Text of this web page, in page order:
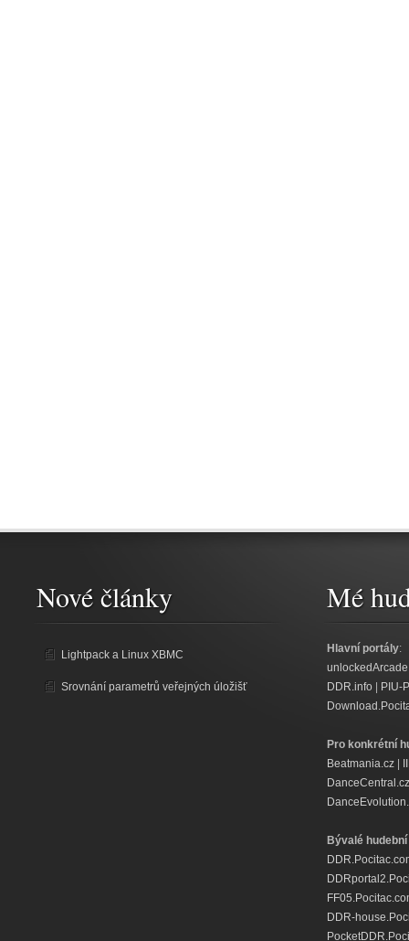
Nové články
Lightpack a Linux XBMC
Srovnání parametrů veřejných úložišť
Mé
Hlavní portály:
DDR.info
PIU-
Pro konkrétní
Beatmania.cz
DanceCentral.cz
Bývalé
DDR-